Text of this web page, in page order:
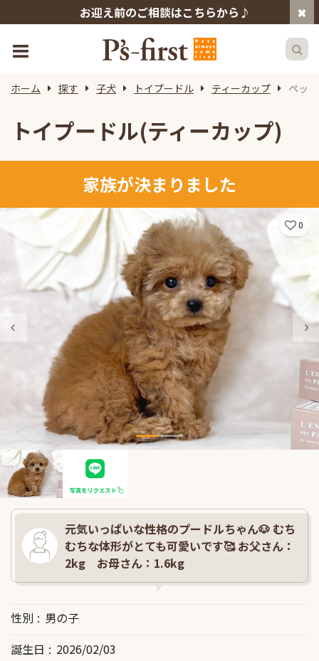
お迎え前のご相談はこちらから♪
ホーム 探す 子犬 トイプードル ティーカップ ペッ
トイプードル(ティーカップ)
家族が決まりました
0
元気いっぱいな性格のプードルちゃん🐶 むち
むちな体形がとても可愛いです🥰 お父さん：
2kg お母さん：1.6kg
性別
男の子
誕生日
2026/02/03